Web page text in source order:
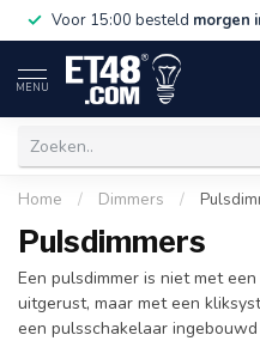
Gratis bezorgingbij een
€75,-. Alleen in NL & BE.
MENU
Home / Dimmers /
Pulsdimmers
Een pulsdimmer is niet met
uitgerust, maar met een
een pulsschakelaar